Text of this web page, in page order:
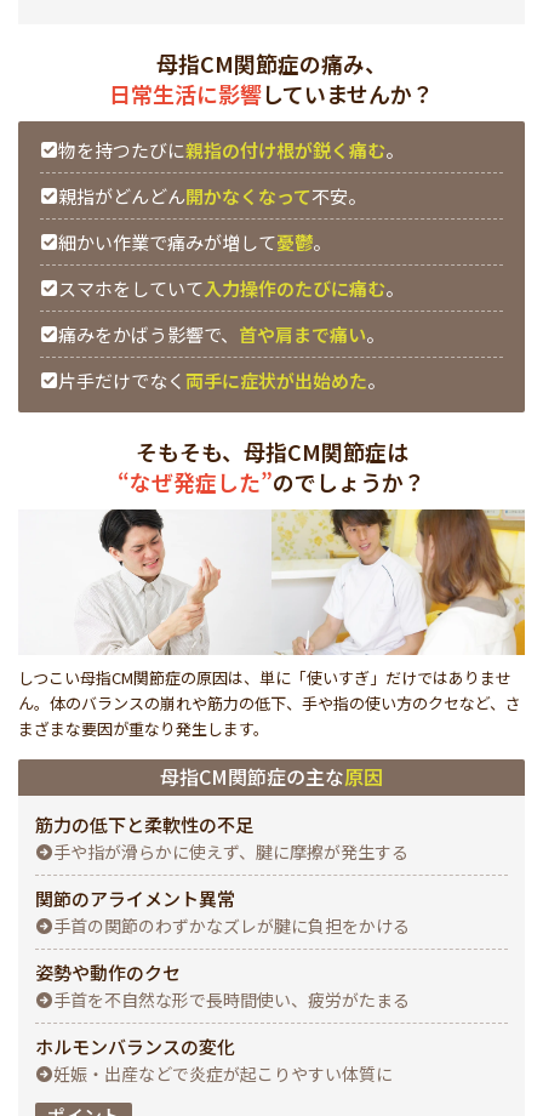
母指CM関節症の痛み、
日常生活に影響していませんか？
物を持つたびに親指の付け根が鋭く痛む。
親指がどんどん開かなくなって不安。
細かい作業で痛みが増して憂鬱。
スマホをしていて入力操作のたびに痛む。
痛みをかばう影響で、 首や肩まで痛い。
片手だけでなく両手に症状が出始めた。
そもそも、母指CM関節症は
“なぜ発症した”のでしょうか？
しつこい母指CM関節症の原因は、単に「使いすぎ」だけではありませ
ん。体のバランスの崩れや筋力の低下、手や指の使い方のクセなど、さ
まざまな要因が重なり発生します。
母指CM関節症の主な原因
筋力の低下と柔軟性の不足
手や指が滑らかに使えず、腱に摩擦が発生する
関節のアライメント異常
手首の関節のわずかなズレが腱に負担をかける
姿勢や動作のクセ
手首を不自然な形で長時間使い、疲労がたまる
ホルモンバランスの変化
妊娠・出産などで炎症が起こりやすい体質に